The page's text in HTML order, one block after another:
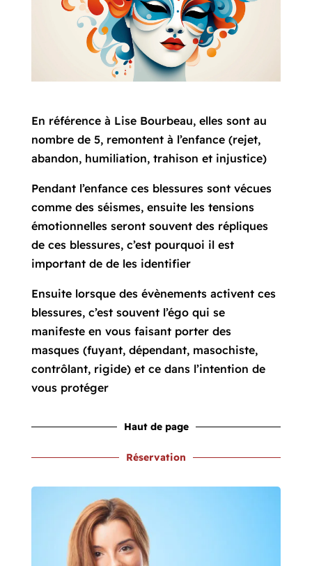
En référence à Lise Bourbeau, elles sont au
nombre de 5, remontent à l’enfance (rejet,
abandon, humiliation, trahison et injustice)
Pendant l’enfance ces blessures sont vécues
comme des séismes, ensuite les tensions
émotionnelles seront souvent des répliques
de ces blessures, c’est pourquoi il est
important de de les identifier
Ensuite lorsque des évènements activent ces
blessures, c’est souvent l’égo qui se
manifeste en vous faisant porter des
masques (fuyant, dépendant, masochiste,
contrôlant, rigide) et ce dans l’intention de
vous protéger
Haut de page
Réservation